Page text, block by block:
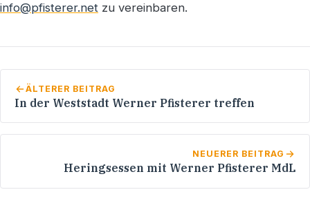
info@pfisterer.net zu vereinbaren.
ÄLTERER BEITRAG
In der Weststadt Werner Pfisterer treffen
NEUERER BEITRAG
Heringsessen mit Werner Pfisterer MdL